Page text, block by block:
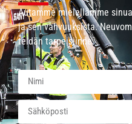
Autamme mielellämme
ja sen vahvuuksista.
teidän tarpeisiinne.